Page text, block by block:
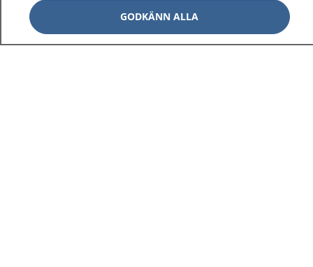
GODKÄNN ALLA